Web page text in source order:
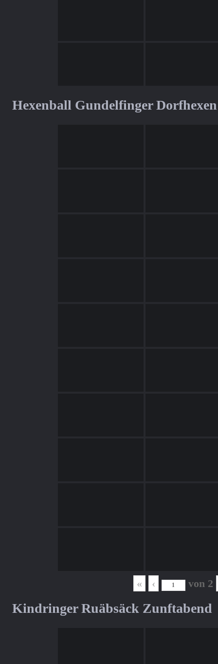
Hexenball Gundelfinger Dorfhexen
« ‹ von 2
Kindringer Ruäbsäck Zunftabend